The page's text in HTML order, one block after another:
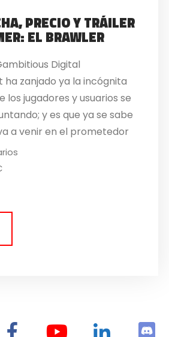
PRECIO Y TRÁILER
EL BRAWLER
Digital
zanjado ya la incógnita
los jugadores y usuarios se
y es que ya se sabe
a venir en el prometedor
detrás del
un juego de acción
Resulta que...